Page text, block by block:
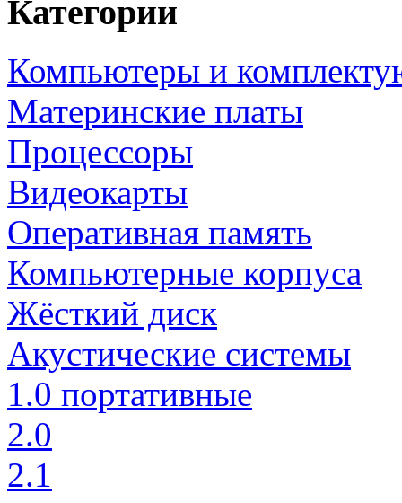
Категории
Компьютеры и
Материнские платы
Процессоры
Видеокарты
Оперативная память
Компьютерные корпуса
Жёсткий диск
Акустические системы
1.0 портативные
2.0
2.1